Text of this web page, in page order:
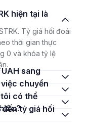
Tỷ giá hối đoái
thời gian thực
0 và khóa tỷ lệ